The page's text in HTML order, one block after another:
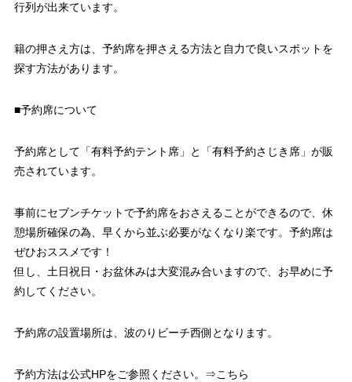
行列が出来ています。
籍の押さえ方は、予約席を押さえる方法と自力で良いスポットを
探す方法があります。
■予約席について
予約席として「有料予約テント席」と「有料予約さじき席」が販
売されています。
事前にセブンチケットで予約席をおさえることができるので、休
憩場所確保の為、早くから並ぶ必要がなくなり楽です。予約席は
ぜひおススメです！
但し、土日祝日・お盆休みは大変混み合いますので、お早めに予
約してください。
予約席の設置場所は、波のりビーチ西側となります。
予約方法は公式HPをご参照ください。⇒こちら